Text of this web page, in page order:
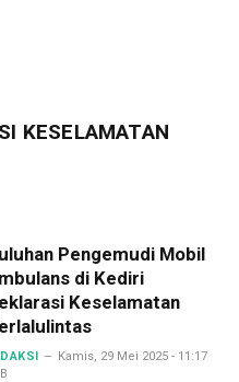
KESELAMATAN
Pengemudi Mobil
di Kediri
Keselamatan
Kamis, 29 Mei 2025 - 11:17